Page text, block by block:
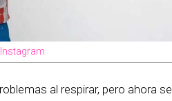
al respirar, pero ahora se